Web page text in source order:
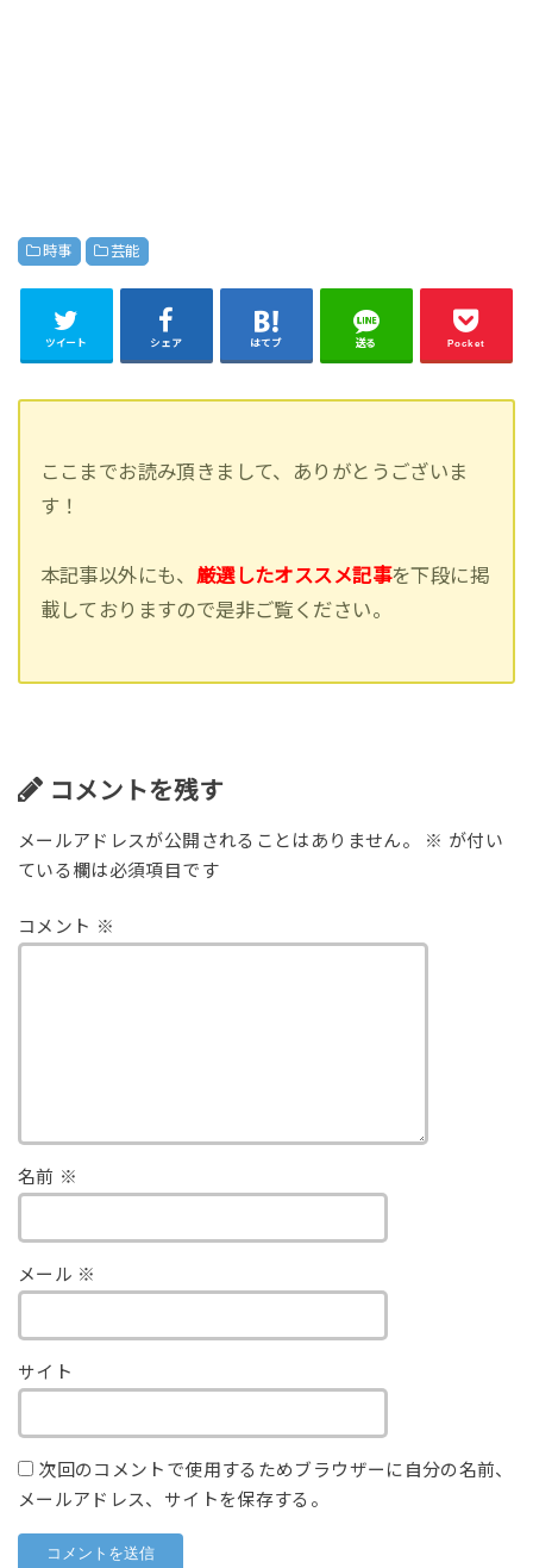
時事 芸能
ツイート シェア はてブ 送る Pocket
ここまでお読み頂きまして、ありがとうございま
す！
本記事以外にも、 厳選したオススメ記事を下段に掲
載しておりますので是非ご覧ください。
コメントを残す
メールアドレスが公開されることはありません。 ※ が付い
ている欄は必須項目です
コメント ※
名前 ※
メール ※
サイト
次回のコメントで使用するためブラウザーに自分の名前、
メールアドレス、サイトを保存する。